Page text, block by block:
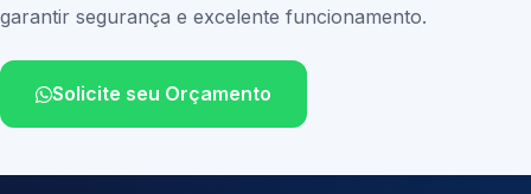
garantir segurança e excelente funcionamento.
Solicite seu Orçamento